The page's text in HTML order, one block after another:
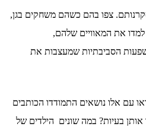
צפו בהם כשהם משחקים בגן,
למדו את המאוויים שלהם,
הסביבתיות שמעצבות את
עם אלו נושאים התמודדו הכותבים
בעיות? במה שונים הילדים של